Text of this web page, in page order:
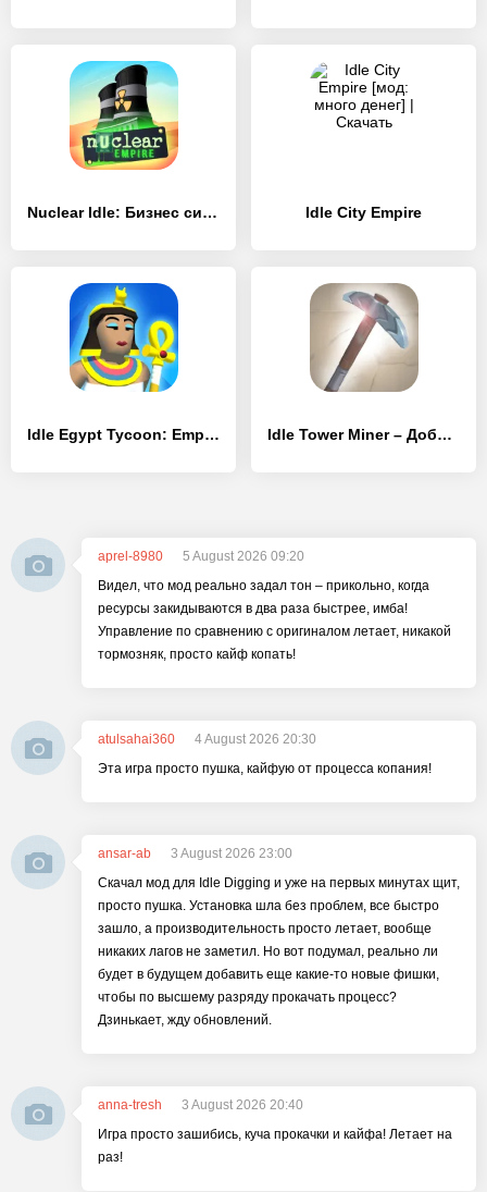
Nuclear Idle: Бизнес симулятор Idle City Empire
Idle Egypt Tycoon: Empire Game Idle Tower Miner – Добывай и строй
aprel-8980
5 August 2026 09:20
Видел, что мод реально задал тон – прикольно, когда
ресурсы закидываются в два раза быстрее, имба!
Управление по сравнению с оригиналом летает, никакой
тормозняк, просто кайф копать!
atulsahai360
4 August 2026 20:30
Эта игра просто пушка, кайфую от процесса копания!
ansar-ab
3 August 2026 23:00
Скачал мод для Idle Digging и уже на первых минутах щит,
просто пушка. Установка шла без проблем, все быстро
зашло, а производительность просто летает, вообще
никаких лагов не заметил. Но вот подумал, реально ли
будет в будущем добавить еще какие-то новые фишки,
чтобы по высшему разряду прокачать процесс?
Дзинькает, жду обновлений.
anna-tresh
3 August 2026 20:40
Игра просто зашибись, куча прокачки и кайфа! Летает на
раз!